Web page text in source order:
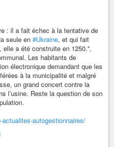
: il a fait échec à la tentative de
seule en #Ukraine, et qui fait
a été construite en 1250.'',
Les habitants de
électronique demandant que les
à la municipalité et malgré
un grand concert contre la
l’usine. Reste la question de son
autogestionnaires/